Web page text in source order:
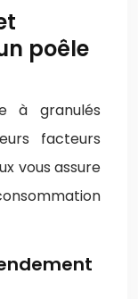
poêle
à granulés
facteurs
vous assure